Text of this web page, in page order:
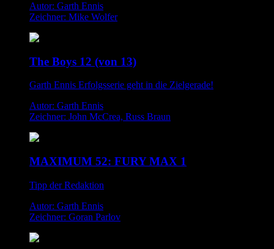
Autor: Garth Ennis
Zeichner: Mike Wolfer
The Boys 12 (von 13)
Garth Ennis Erfolgsserie geht in die Zielgerade!
Autor: Garth Ennis
Zeichner: John McCrea, Russ Braun
MAXIMUM 52: FURY MAX 1
Tipp der Redaktion
Autor: Garth Ennis
Zeichner: Goran Parlov